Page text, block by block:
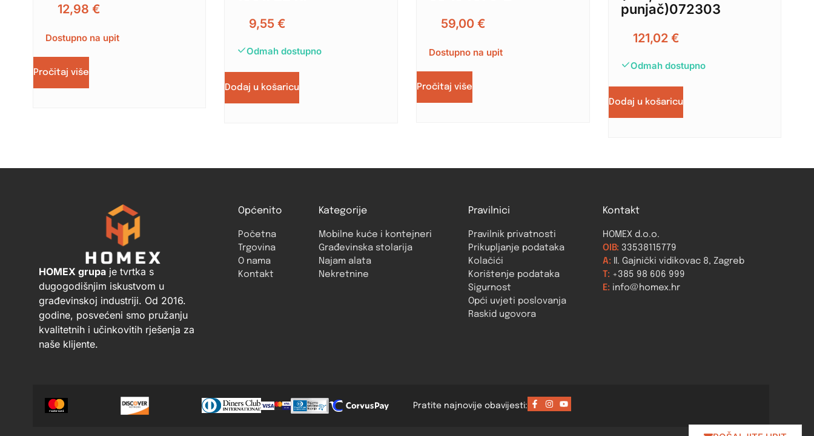
12,98 €
Dostupno na upit
Pročitaj više
9,55€
Odmah dostupno
Dodaj u košaricu
59,00 €
Dostupno na upit
Pročitaj više
punjač)072303
121,02 €
Odmah dostupno
Dodaj u košaricu
HOMEX grupaje tvrtka s
dugogodišnjim iskustvom u
građevinskoj industriji. Od 2016.
godine, posvećeni smo pružanju
kvalitetnih i učinkovitih rješenja za
naše klijente.
Općenito
Početna
Trgovina
O nama
Kontakt
Kategorije
Mobilne kuće i kontejneri
Građevinska stolarija
Najam alata
Nekretnine
Pravilnici
Pravilnik privatnosti
Prikupljanje podataka
Kolačići
Korištenje podataka
Sigurnost
Opći uvjeti poslovanja
Raskid ugovora
Kontakt
HOMEX d.o.o.
OIB: 33538115779
A: II. Gajnički vidikovac 8, Zagreb
T: +385 98 606 999
E: info@homex.hr
Pratite najnovije obavijesti: